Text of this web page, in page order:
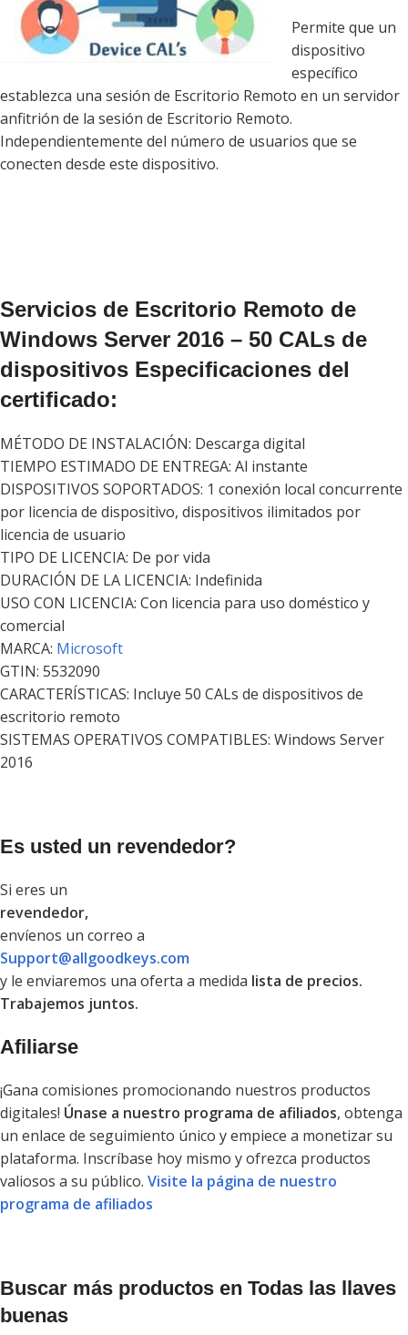
Permite que un
dispositivo
específico
establezca una sesión de Escritorio Remoto en un servidor
anfitrión de la sesión de Escritorio Remoto.
Independientemente del número de usuarios que se
conecten desde este dispositivo.
Servicios de Escritorio Remoto de
Windows Server 2016 – 50 CALs de
dispositivos Especificaciones del
certificado:
MÉTODO DE INSTALACIÓN: Descarga digital
TIEMPO ESTIMADO DE ENTREGA: Al instante
DISPOSITIVOS SOPORTADOS: 1 conexión local concurrente
por licencia de dispositivo, dispositivos ilimitados por
licencia de usuario
TIPO DE LICENCIA: De por vida
DURACIÓN DE LA LICENCIA: Indefinida
USO CON LICENCIA: Con licencia para uso doméstico y
comercial
MARCA: Microsoft
GTIN: 5532090
CARACTERÍSTICAS: Incluye 50 CALs de dispositivos de
escritorio remoto
SISTEMAS OPERATIVOS COMPATIBLES: Windows Server
2016
Es usted un revendedor?
Si eres un
revendedor,
envíenos un correo a
Support@allgoodkeys.com
y le enviaremos una oferta a medida lista de precios.
Trabajemos juntos.
Afiliarse
¡Gana comisiones promocionando nuestros productos
digitales! Únase a nuestro programa de afiliados, obtenga
un enlace de seguimiento único y empiece a monetizar su
plataforma. Inscríbase hoy mismo y ofrezca productos
valiosos a su público. Visite la página de nuestro
programa de afiliados
Buscar más productos en Todas las llaves
buenas